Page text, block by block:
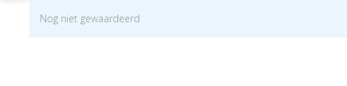
Nog niet gewaardeerd